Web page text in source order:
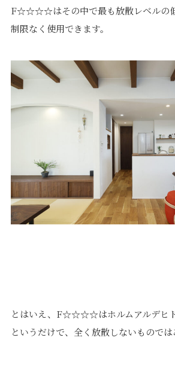
F☆☆☆☆はその中で最も放散レベルの
制限なく使用できます。
とはいえ、F☆☆☆☆はホルムアルデヒ
というだけで、全く放散しないものでは